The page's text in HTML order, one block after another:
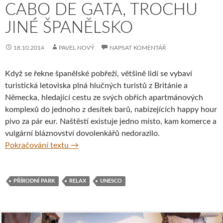
CABO DE GATA, TROCHU
JINÉ ŠPANĚLSKO
18.10.2014 PAVEL NOVÝ NAPSAT KOMENTÁŘ
Když se řekne španělské pobřeží, většině lidí se vybaví
turistická letoviska plná hlučných turistů z Británie a
Německa, hledající cestu ze svých obřích apartmánových
komplexů do jednoho z desítek barů, nabízejících happy hour
pivo za pár eur. Naštěstí existuje jedno místo, kam komerce a
vulgární bláznovství dovolenkářů nedorazilo.
Pokračování textu Cabo de Gata, trochu jiné Španělsko
→
PŘÍRODNÍ PARK RELAX UNESCO